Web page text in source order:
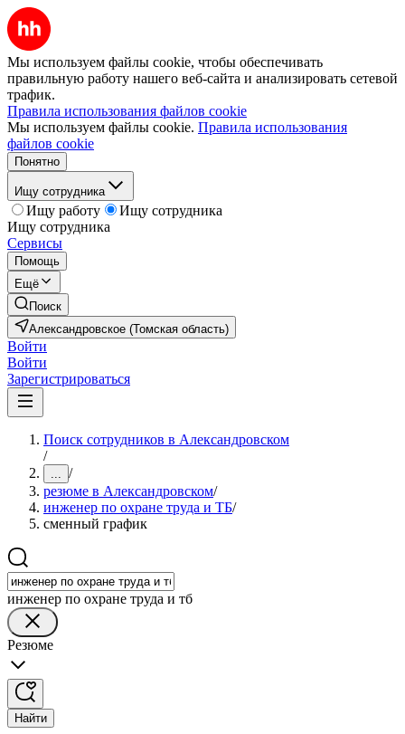
Мы используем файлы cookie, чтобы обеспечивать
правильную работу нашего веб-сайта и анализировать сетевой
трафик.
Правила использования файлов cookie
Мы используем файлы cookie. Правила использования
файлов cookie
Понятно
Ищу сотрудника
Ищу работу
Ищу сотрудника
Ищу сотрудника
Сервисы
Помощь
Ещё
Поиск
Александровское (Томская область)
Войти
Войти
Зарегистрироваться
Поиск сотрудников в Александровском
/
... /
резюме в Александровском/
инженер по охране труда и ТБ/
сменный график
инженер по охране труда и тб
Резюме
Найти